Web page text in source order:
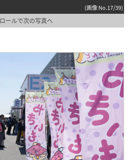
(画像 No.17/39)
ールで次の写真へ